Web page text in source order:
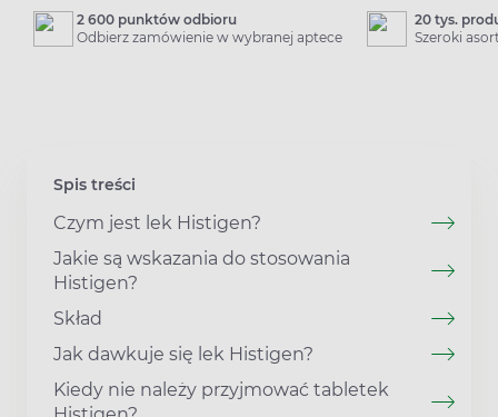
2 600 punktów odbioru
Odbierz zamówienie w wybranej aptece
20 tys.
Szeroki
Spis treści
Czym jest lek Histigen?
Jakie są wskazania do stosowania
Histigen?
Skład
Jak dawkuje się lek Histigen?
Kiedy nie należy przyjmować tabletek